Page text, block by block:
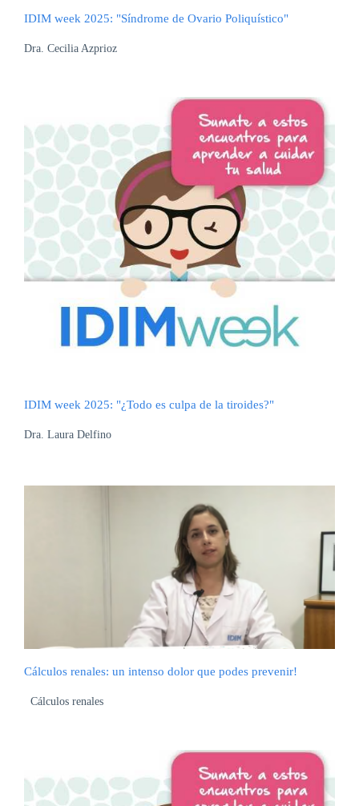
IDIM week 2025: "Síndrome de Ovario Poliquístico"
Dra. Cecilia Azprioz
IDIM week 2025: "¿Todo es culpa de la tiroides?"
Dra. Laura Delfino
Cálculos renales: un intenso dolor que podes prevenir!
Cálculos renales